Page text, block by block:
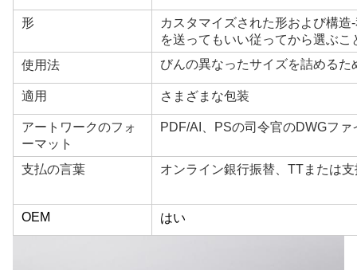
形
カスタマイズされた形および構
を送ってもいい従ってから選ぶこ
使用法
びんの異なったサイズを詰める
適用 さまざまな包装
アートワークのフォ
ーマット
PDF/AI、PSの司令官のDWGフ
支払の言葉 オンライン銀行振替、TTまたは支
OEM はい